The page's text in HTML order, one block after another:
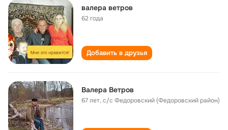
валера ветров
62 года
Добавить в друзья
Валера Ветров
67 лет,с/с Федоровский (Федоровский район)